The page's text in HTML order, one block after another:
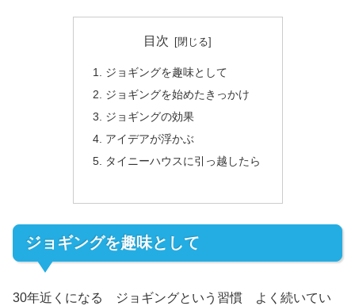
目次
ジョギングを趣味として
ジョギングを始めたきっかけ
ジョギングの効果
アイデアが浮かぶ
タイニーハウスに引っ越したら
ジョギングを趣味として
30年近くになる ジョギングという習慣 よく続いてい